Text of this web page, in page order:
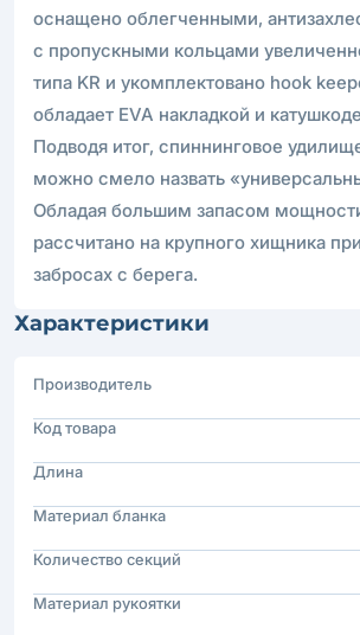
оснащено облегченными,
с пропускными кольцами
типа KR и укомплектовано hook
обладает EVA накладкой и
Подводя итог, спиннинговое
можно смело назвать
Обладая большим запасом
рассчитано на крупного хищника
забросах с берега.
Характеристики
Производитель
Код товара
Длина
Материал бланка
Количество секций
Материал рукоятки